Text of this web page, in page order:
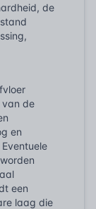
de
van de
en
een
laag die